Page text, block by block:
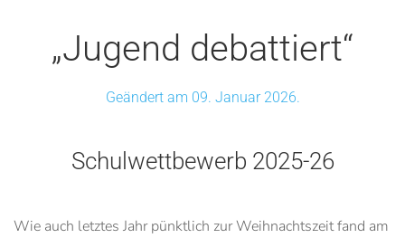
„Jugend debattiert“
Geändert am 09. Januar 2026.
Schulwettbewerb 2025-26
Wie auch letztes Jahr pünktlich zur Weihnachtszeit fand am